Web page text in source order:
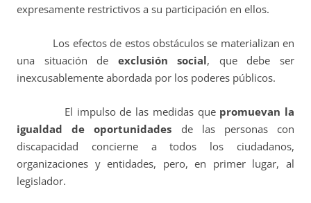
expresamente restrictivos a su participación en ellos.
Los efectos de estos obstáculos se materializan en
una situación de exclusión social, que debe ser
inexcusablemente abordada por los poderes públicos.
El impulso de las medidas que promuevan la
igualdad de oportunidades de las personas con
discapacidad concierne a todos los ciudadanos,
organizaciones y entidades, pero, en primer lugar, al
legislador.